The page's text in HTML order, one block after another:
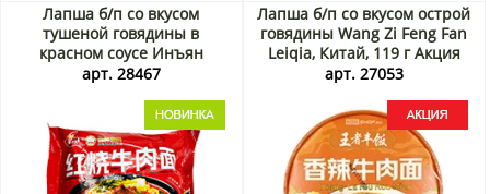
Лапша б/п со вкусом
тушеной говядины в
красном соусе Инъян
Вэйши / Yingyangweishi,
арт. 28467
Лапша б/п со вкусом острой
говядины Wang Zi Feng Fan
Leiqia, Китай, 119 г Акция
арт. 27053